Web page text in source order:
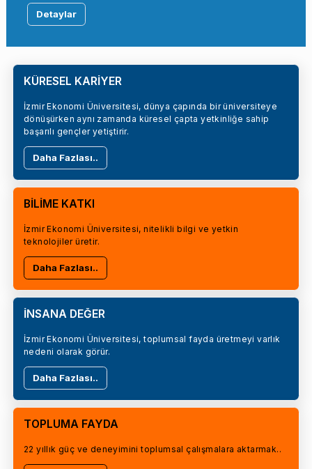
Detaylar
KÜRESEL KARİYER
İzmir Ekonomi Üniversitesi, dünya çapında bir üniversiteye
dönüşürken aynı zamanda küresel çapta yetkinliğe sahip
başarılı gençler yetiştirir.
Daha Fazlası..
BİLİME KATKI
İzmir Ekonomi Üniversitesi, nitelikli bilgi ve yetkin
teknolojiler üretir.
Daha Fazlası..
İNSANA DEĞER
İzmir Ekonomi Üniversitesi, toplumsal fayda üretmeyi varlık
nedeni olarak görür.
Daha Fazlası..
TOPLUMA FAYDA
22 yıllık güç ve deneyimini toplumsal çalışmalara aktarmak..